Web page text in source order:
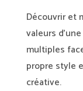
Découvrir et
valeurs
multiples
propre style
créative.